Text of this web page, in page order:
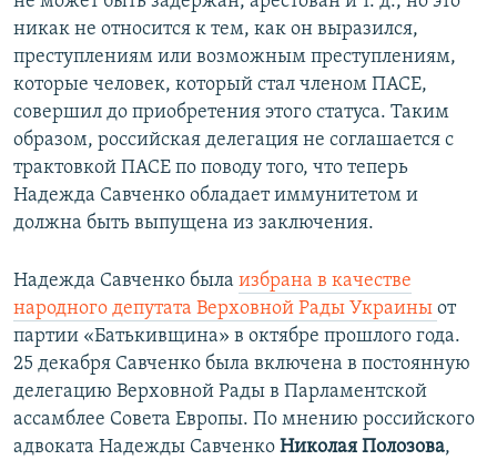
никак не относится к тем, как он выразился,
преступлениям или возможным преступлениям,
которые человек, который стал членом ПАСЕ,
совершил до приобретения этого статуса. Таким
образом, российская делегация не соглашается с
трактовкой ПАСЕ по поводу того, что теперь
Надежда Савченко обладает иммунитетом и
должна быть выпущена из заключения.
Надежда Савченко была избрана в качестве
народного депутата Верховной Рады Украины от
партии «Батькивщина» в октябре прошлого года.
25 декабря Савченко была включена в постоянную
делегацию Верховной Рады в Парламентской
ассамблее Совета Европы. По мнению российского
адвоката Надежды Савченко Николая Полозова,